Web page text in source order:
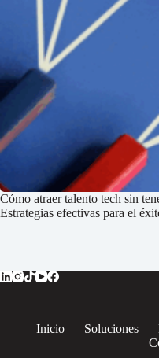
Cómo atraer talento tech sin
Estrategias efectivas para el
Inicio Soluciones